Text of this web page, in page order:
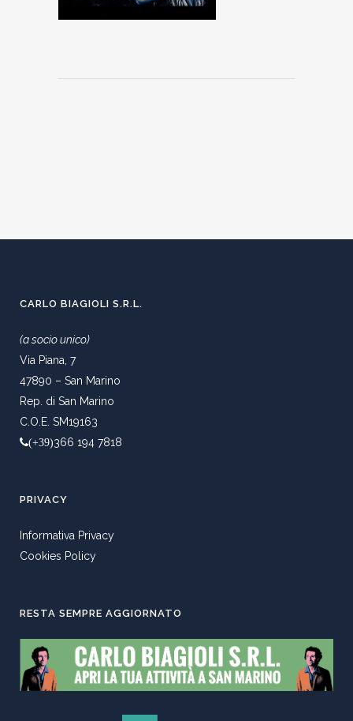
CARLO BIAGIOLI S.R.L.
(a socio unico)
Via Piana, 7
47890 – San Marino
Rep. di San Marino
C.O.E. SM19163
(+39)366 194 7818
PRIVACY
Informativa Privacy
Cookies Policy
RESTA SEMPRE AGGIORNATO